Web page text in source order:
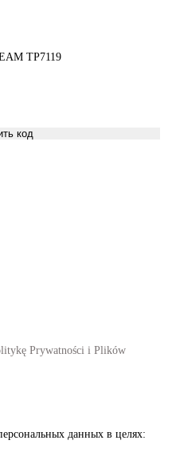
TP7119
код
Prywatności i Plików
данных в целях: